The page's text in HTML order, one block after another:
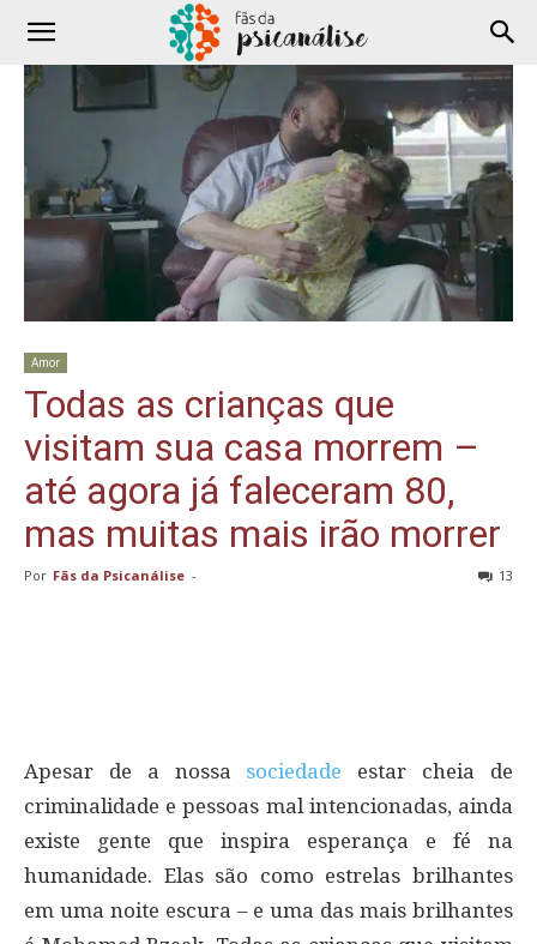
Amor
Todas as crianças que
visitam sua casa morrem –
até agora já faleceram 80,
mas muitas mais irão morrer
Por Fãs da Psicanálise - 13
Apesar de a nossa sociedade estar cheia de
criminalidade e pessoas mal intencionadas, ainda
existe gente que inspira esperança e fé na
humanidade. Elas são como estrelas brilhantes
em uma noite escura – e uma das mais brilhantes